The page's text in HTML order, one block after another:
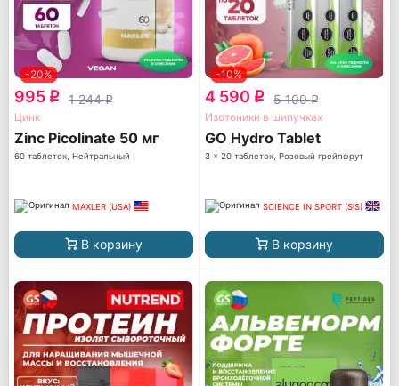
-20%
995 q 1 244q
Цинк
Zinc Picolinate 50 мг
60 таблеток, Нейтральный
MAXLER (USA)
В корзину
-10%
4 590 q 5 100q
Изотоники в шипучках
GO Hydro Tablet
3 x 20 таблеток, Розовый грейпфрут
SCIENCE IN SPORT (SiS)
В корзину